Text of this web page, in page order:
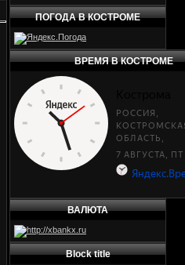
ПОГОДА В КОСТРОМЕ
ВРЕМЯ В КОСТРОМЕ
ВАЛЮТА
Block title